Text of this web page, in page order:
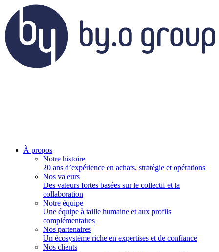
À propos
Notre histoire
20 ans d’expérience en achats, stratégie et opérations
Nos valeurs
Des valeurs fortes basées sur le collectif et la
collaboration
Notre équipe
Une équipe à taille humaine et aux profils
complémentaires
Nos partenaires
Un écosystème riche en expertises et de confiance
Nos clients